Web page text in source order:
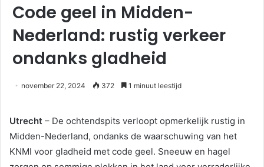
Code geel in Midden-
Nederland: rustig verkeer
ondanks gladheid
november 22, 2024 372 1 minuut leestijd
Utrecht – De ochtendspits verloopt opmerkelijk rustig in
Midden-Nederland, ondanks de waarschuwing van het
KNMI voor gladheid met code geel. Sneeuw en hagel